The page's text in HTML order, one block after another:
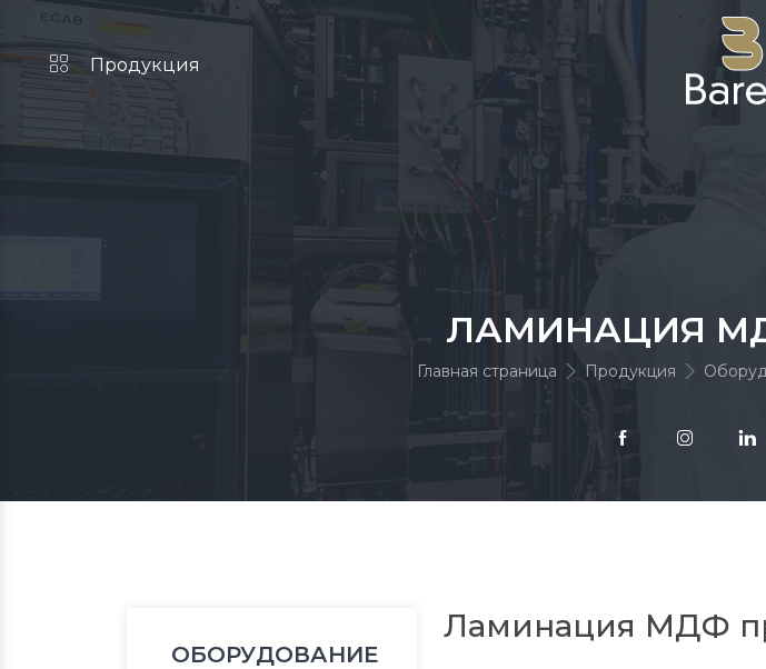
Продукция
ЛАМИНАЦИЯ
Главная страница Продукция
ОБОРУДОВАНИЕ
Ламинация МДФ